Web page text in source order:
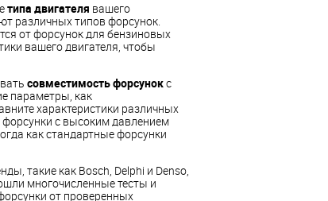
типа двигателя вашего
различных типов форсунок.
от форсунок для бензиновых
вашего двигателя, чтобы
совместимость форсунокс
параметры, как
характеристики различных
с высоким давлением
как стандартные форсунки
такие как Bosch, Delphi и Denso,
многочисленные тесты и
от проверенных